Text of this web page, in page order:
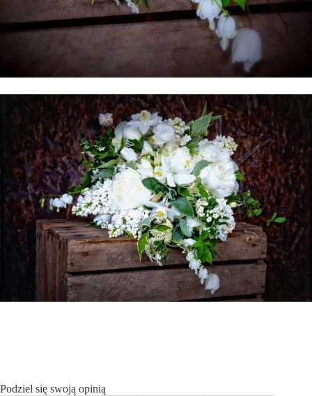
Podziel się swoją opinią